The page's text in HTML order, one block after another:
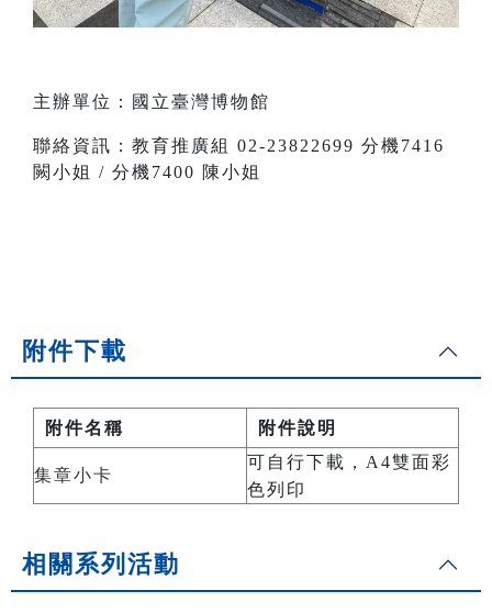
主辦單位：國立臺灣博物館
聯絡資訊：教育推廣組 02-23822699 分機7416
闕小姐 / 分機7400 陳小姐
附件下載
附件名稱 附件說明
集章小卡
可自行下載，A4雙面彩
色列印
相關系列活動